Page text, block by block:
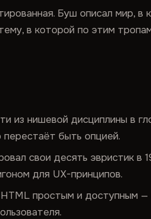
Буш описал мир, в
в которой по этим
из нишевой дисциплины в
быть опцией.
свои десять эвристик в
для UX-принципов.
простым и доступным —